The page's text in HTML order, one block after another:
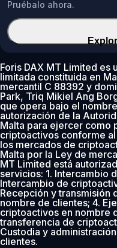
Pruébalo ahora.
Foris DAX MT Limited es
limitada constituida en
mercantil C 88392 y
Park, Triq Mikiel Ang
que opera bajo el
autorización de la
Malta para ejercer como
criptoactivos conforme
los mercados de
Malta por la Ley de
MT Limited está
servicios: 1. Intercambio
Intercambio de
Recepción y transmisión
nombre de clientes; 4.
criptoactivos en nombre
transferencia de
Custodia y
clientes.